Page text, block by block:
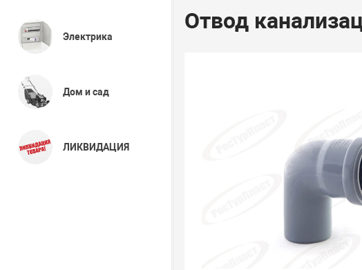
Электрика
Дом и сад
ЛИКВИДАЦИЯ
Отвод